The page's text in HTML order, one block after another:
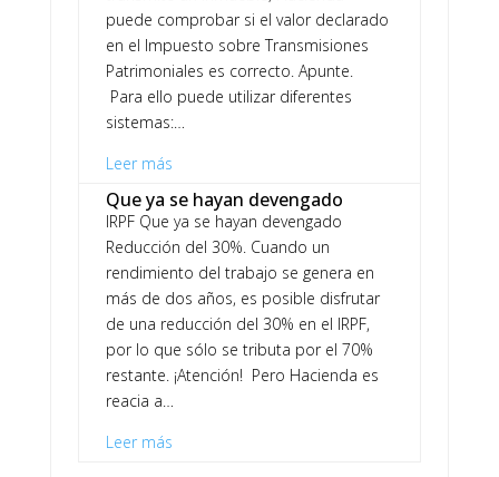
puede comprobar si el valor declarado
en el Impuesto sobre Transmisiones
Patrimoniales es correcto. Apunte.
Para ello puede utilizar diferentes
sistemas:…
Leer más
Que ya se hayan devengado
IRPF Que ya se hayan devengado
Reducción del 30%. Cuando un
rendimiento del trabajo se genera en
más de dos años, es posible disfrutar
de una reducción del 30% en el IRPF,
por lo que sólo se tributa por el 70%
restante. ¡Atención! Pero Hacienda es
reacia a…
Leer más